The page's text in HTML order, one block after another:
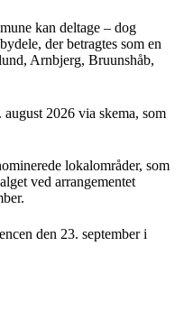
kan deltage – dog
der betragtes som en
Arnbjerg, Bruunshåb,
2026 via skema, som
lokalområder, som
ved arrangementet
den 23. september i